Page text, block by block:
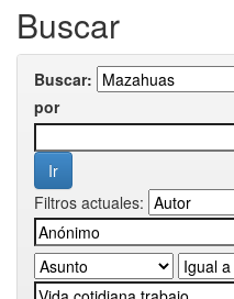
Buscar
Buscar:
por
Filtros actuales: